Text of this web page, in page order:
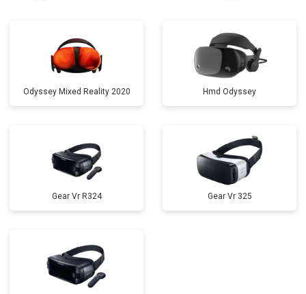
Odyssey Mixed Reality 2020 Hmd Odyssey
Gear Vr R324 Gear Vr 325